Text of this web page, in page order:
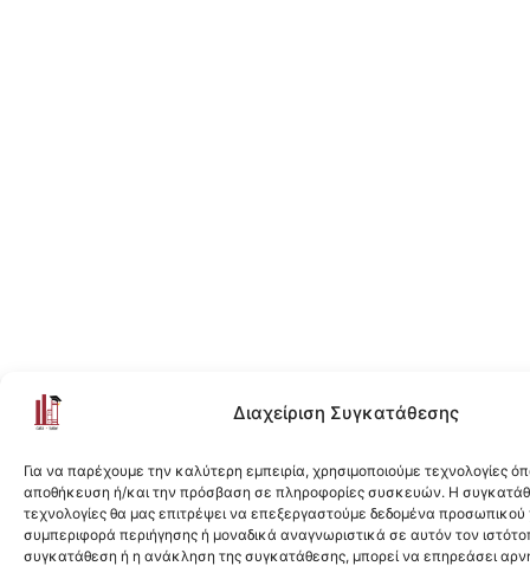
Διαχείριση Συγκατάθεσης
Για να παρέχουμε την καλύτερη εμπειρία, χρησιμοποιούμε τεχνολογίες
αποθήκευση ή/και την πρόσβαση σε πληροφορίες συσκευών. Η
τεχνολογίες θα μας επιτρέψει να επεξεργαστούμε δεδομένα
συμπεριφορά περιήγησης ή μοναδικά αναγνωριστικά σε αυτόν τον
συγκατάθεση ή η ανάκληση της συγκατάθεσης, μπορεί να επηρεάσει